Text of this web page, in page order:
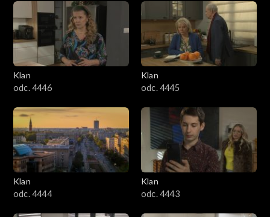
Klan
odc. 4446
Klan
odc. 4445
Klan
odc. 4444
Klan
odc. 4443